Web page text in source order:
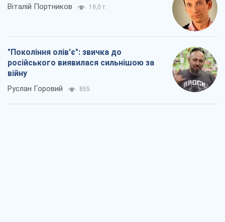
Віталій Портников 19,0 т.
"Покоління олів'є": звичка до
російського виявилася сильнішою за
війну
Руслан Горовий 855